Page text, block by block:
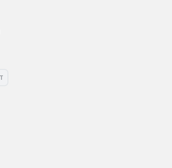
недоступна.)
опція наразі недоступна.)